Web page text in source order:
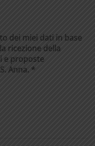
dei miei dati in base
ricezione della
e proposte
Anna. *